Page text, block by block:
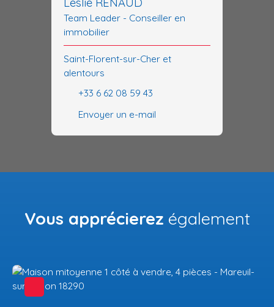
Team Leader - Conseiller en
immobilier
Saint-Florent-sur-Cher et
alentours
+33 6 62 08 59 43
Envoyer un e-mail
Vous apprécierez également